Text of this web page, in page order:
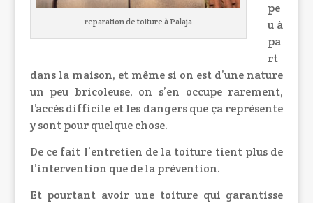
reparation de toiture à Palaja
pe
u à
pa
rt
dans la maison, et même si on est d’une nature
un peu bricoleuse, on s’en occupe rarement,
l’accès difficile et les dangers que ça représente
y sont pour quelque chose.
De ce fait l’entretien de la toiture tient plus de
l’intervention que de la prévention.
Et pourtant avoir une toiture qui garantisse